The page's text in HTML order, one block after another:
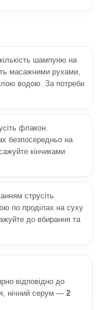
шампуню на
масажними рухами,
водою. За потреби
флакон.
безпосередньо на
кінчиками
струсіть
по проділах на суху
до вбирання та
відповідно до
нічний серум — 2